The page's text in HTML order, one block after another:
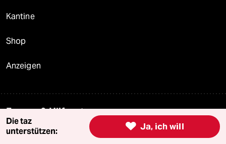
Kantine
Shop
Anzeigen
Fragen & Hilfe
 Ja, ich will
Die taz
unterstützen: